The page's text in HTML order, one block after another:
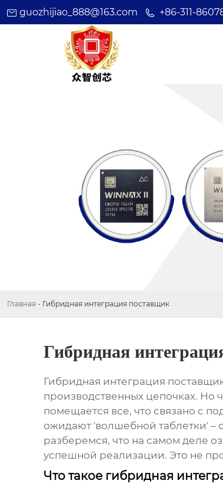
guozhijiao_888@163.com +86-311-
Главная - Гибридная интеграция поставщик
Гибридная
Гибридная интеграция
производственных цепочках. Но
помещается все, что связано с
ожидают 'волшебной таблетки' –
разберемся, что на самом деле
успешной реализации. Это не
Что такое гибридная